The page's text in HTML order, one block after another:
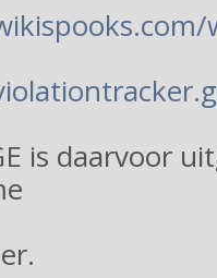
is daarvoor